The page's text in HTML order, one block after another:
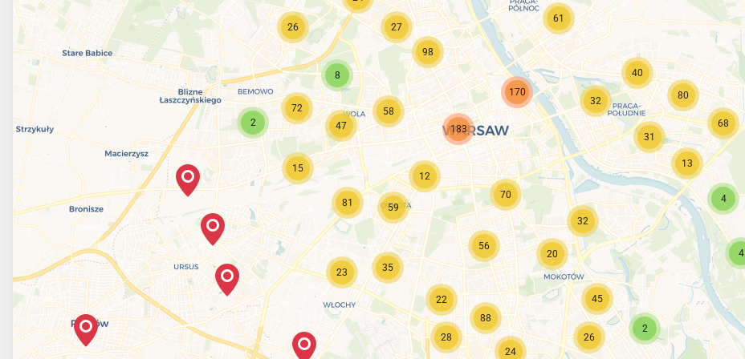
32
40
31
12
58
27
13
56
4
8
47
22
15
4
35
2
26
28
170
61
32
70
183
98
80
20
59
68
45
81
88
26
24
72
23
2